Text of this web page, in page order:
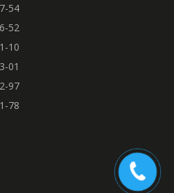
54
52
10
01
97
78